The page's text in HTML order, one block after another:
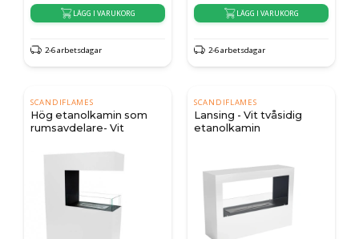
LÄGG I VARUKORG
2-6 arbetsdagar
LÄGG I VARUKORG
2-6 arbetsdagar
SCANDIFLAMES
Hög etanolkamin som
rumsavdelare- Vit
SCANDIFLAMES
Lansing - Vit tvåsidig
etanolkamin